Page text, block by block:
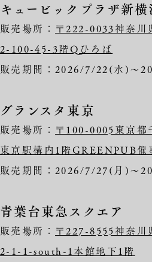
キュービックプラザ新横
販売場所： 〒222-0033神奈川
2-100-45-3階Qひろば
販売期間：2026/7/22(水)～
グランスタ東京
販売場所： 〒100-0005東京
東京駅構内1階GREENPUB催
販売期間：2026/7/27(月)～
青葉台東急スクエア
販売場所： 〒227-8555神奈川
2-1-1-south-1本館地下1階